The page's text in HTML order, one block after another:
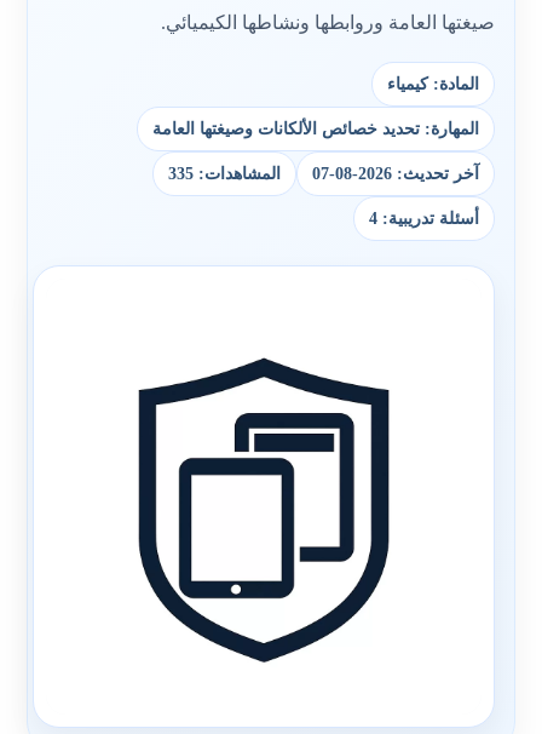
صيغتها العامة وروابطها ونشاطها الكيميائي.
المادة: كيمياء
المهارة: تحديد خصائص الألكانات وصيغتها العامة
آخر تحديث: 2026-08-07 المشاهدات: 335
أسئلة تدريبية: 4